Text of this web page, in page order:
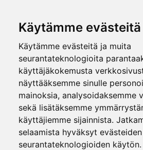
Käytämme evästeitä
Käytämme evästeitä ja muita
seurantateknologioita
käyttäjäkokemusta
näyttääksemme sinulle
mainoksia, analysoidaksemme
sekä lisätäksemme
käyttäjiemme sijainnista.
selaamista hyväksyt
seurantateknologioiden käytön.